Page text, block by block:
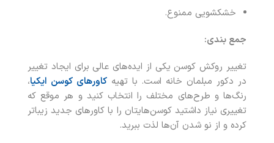
خشکشویی ممنوع.
جمع بندی:
تغییر روکش کوسن یکی از ایده‌های عالی برای ایجاد تغییر
در دکور مبلمان خانه است. با تهیهکاورهای کوسن ایکیا،
رنگ‌ها و طرح‌های مختلف را انتخاب کنید و هر موقع که
تغییری نیاز داشتید کوسن‌هایتان را با کاورهای جدید زیباتر
کرده و از نو شدن آن‌‌ها لذت ببرید.